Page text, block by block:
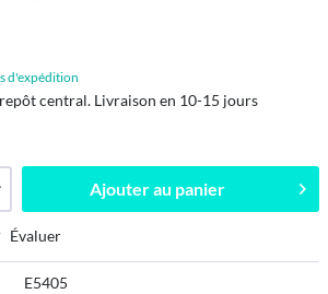
d'expédition
central. Livraison en 10-15 jours
Ajouter au panier
Évaluer
E5405